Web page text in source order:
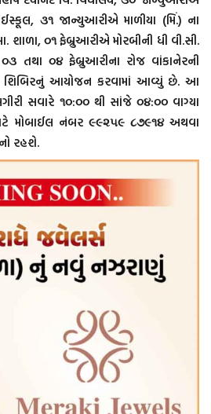
૩૧ જાન્યુઆરીએ માળીયા (મિં.) ના
શાળા, ૦૧ ફેબ્રુઆરીએ મોરબીની ધી વી.સી.
તથા ૦૪ ફેબ્રુઆરીના રોજ વાંકાનેરની
શિબિરનું આયોજન કરવામાં આવ્યું છે. આ
સવારે ૧૦:૦૦ થી સાંજે ૦૪:૦૦ વાગ્યા
મોબાઈલ નંબર ૯૯૨૫૯ ૮૭૯૧૪ અથવા
રહશે.